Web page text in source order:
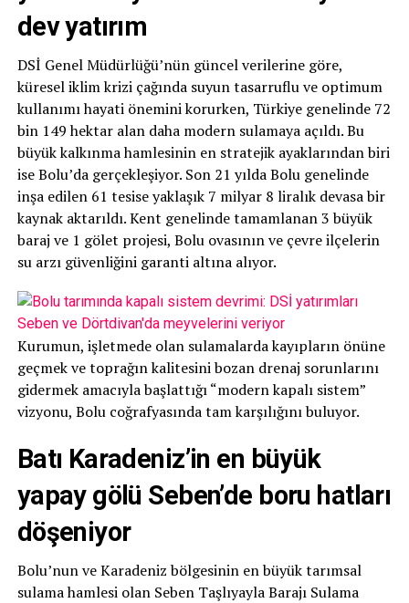
dev yatırım
DSİ Genel Müdürlüğü’nün güncel verilerine göre,
küresel iklim krizi çağında suyun tasarruflu ve optimum
kullanımı hayati önemini korurken, Türkiye genelinde 72
bin 149 hektar alan daha modern sulamaya açıldı. Bu
büyük kalkınma hamlesinin en stratejik ayaklarından biri
ise Bolu’da gerçekleşiyor. Son 21 yılda Bolu genelinde
inşa edilen 61 tesise yaklaşık 7 milyar 8 liralık devasa bir
kaynak aktarıldı. Kent genelinde tamamlanan 3 büyük
baraj ve 1 gölet projesi, Bolu ovasının ve çevre ilçelerin
su arzı güvenliğini garanti altına alıyor.
Kurumun, işletmede olan sulamalarda kayıpların önüne
geçmek ve toprağın kalitesini bozan drenaj sorunlarını
gidermek amacıyla başlattığı “modern kapalı sistem”
vizyonu, Bolu coğrafyasında tam karşılığını buluyor.
Batı Karadeniz’in en büyük
yapay gölü Seben’de boru hatları
döşeniyor
Bolu’nun ve Karadeniz bölgesinin en büyük tarımsal
sulama hamlesi olan Seben Taşlıyayla Barajı Sulama